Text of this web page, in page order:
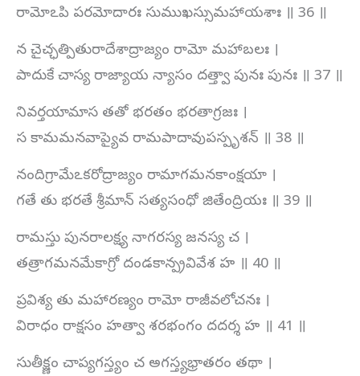
రామోఽపి పరమోదారః సుముఖస్సుమహాయశాః ॥ 36 ॥
న చైచ్ఛత్పితురాదేశాద్రాజ్యం రామో మహాబలః ।
పాదుకే చాస్య రాజ్యాయ న్యాసం దత్త్వా పునః పునః ॥ 37 ॥
నివర్తయామాస తతో భరతం భరతాగ్రజః ।
స కామమనవాప్యైవ రామపాదావుపస్పృశన్ ॥ 38 ॥
నందిగ్రామేఽకరోద్రాజ్యం రామాగమనకాంక్షయా ।
గతే తు భరతే శ్రీమాన్ సత్యసంధో జితేంద్రియః ॥ 39 ॥
రామస్తు పునరాలక్ష్య నాగరస్య జనస్య చ ।
తత్రాగమనమేకాగ్రో దండకాన్ప్రవివేశ హ ॥ 40 ॥
ప్రవిశ్య తు మహారణ్యం రామో రాజీవలోచనః ।
విరాధం రాక్షసం హత్వా శరభంగం దదర్శ హ ॥ 41 ॥
సుతీక్ష్ణం చాప్యగస్త్యం చ అగస్త్యభ్రాతరం తథా ।